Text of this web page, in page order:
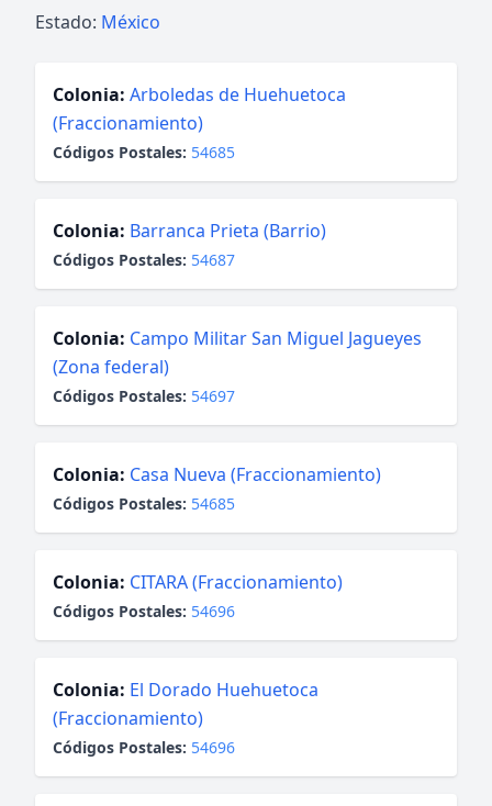
Estado: México
Colonia: Arboledas de Huehuetoca
(Fraccionamiento)
Códigos Postales: 54685
Colonia: Barranca Prieta (Barrio)
Códigos Postales: 54687
Colonia: Campo Militar San Miguel Jagueyes
(Zona federal)
Códigos Postales: 54697
Colonia: Casa Nueva (Fraccionamiento)
Códigos Postales: 54685
Colonia: CITARA (Fraccionamiento)
Códigos Postales: 54696
Colonia: El Dorado Huehuetoca
(Fraccionamiento)
Códigos Postales: 54696